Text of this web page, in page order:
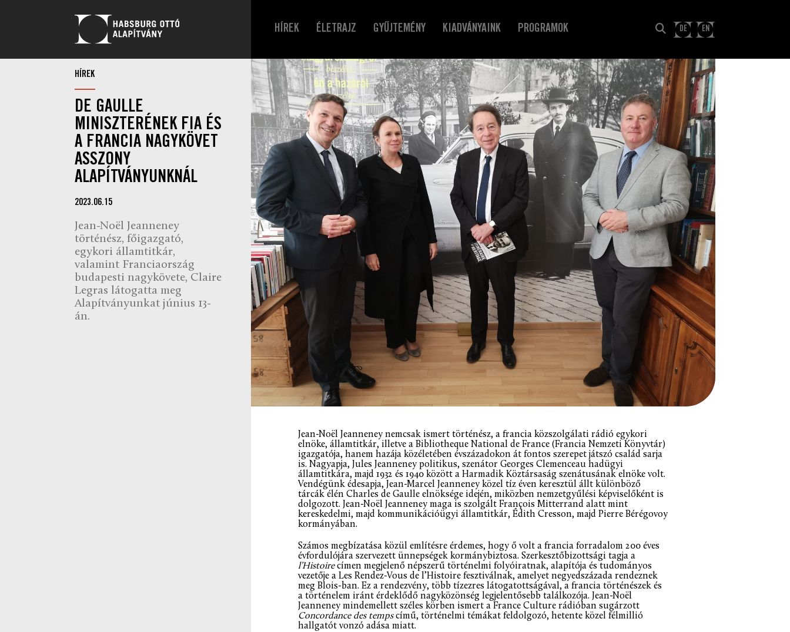
HÍREK ÉLETRAJZ GYŰJTEMÉNY KIADVÁNYAINK PROGRAMOK DE EN
HÍREK
DE GAULLE
MINISZTERÉNEK FIA ÉS
A FRANCIA NAGYKÖVET
ASSZONY
ALAPÍTVÁNYUNKNÁL
2023.06.15
Jean-Noël Jeanneney
történész, főigazgató,
egykori államtitkár,
valamint Franciaország
budapesti nagykövete, Claire
Legras látogatta meg
Alapítványunkat június 13-
án.
Jean-Noël Jeanneney nemcsak ismert történész, a francia közszolgálati rádió egykori
elnöke, államtitkár, illetve a Bibliotheque National de France (Francia Nemzeti Könyvtár)
igazgatója, hanem hazája közéletében évszázadokon át fontos szerepet játszó család sarja
is. Nagyapja, Jules Jeanneney politikus, szenátor Georges Clemenceau hadügyi
államtitkára, majd 1932 és 1940 között a Harmadik Köztársaság szenátusának elnöke volt.
Vendégünk édesapja, Jean-Marcel Jeanneney közel tíz éven keresztül állt különböző
tárcák élén Charles de Gaulle elnöksége idején, miközben nemzetgyűlési képviselőként is
dolgozott. Jean-Noël Jeanneney maga is szolgált François Mitterrand alatt mint
kereskedelmi, majd kommunikációügyi államtitkár, Édith Cresson, majd Pierre Bérégovoy
kormányában.
Számos megbízatása közül említésre érdemes, hogy ő volt a francia forradalom 200 éves
évfordulójára szervezett ünnepségek kormánybiztosa. Szerkesztőbizottsági tagja a
l’Histoirecímen megjelenő népszerű történelmi folyóiratnak, alapítója és tudományos
vezetője a Les Rendez-Vous de l’Histoire fesztiválnak, amelyet negyedszázada rendeznek
meg Blois-ban. Ez a rendezvény, több tízezres látogatottságával, a francia történészek és
a történelem iránt érdeklődő nagyközönség legjelentősebb találkozója. Jean-Noël
Jeanneney mindemellett széles körben ismert a France Culture rádióban sugárzott
Concordance des tempscímű, történelmi témákat feldolgozó, hetente közel félmillió
hallgatót vonzó adása miatt.